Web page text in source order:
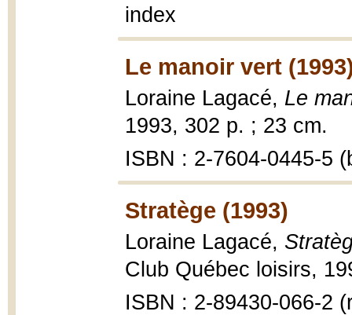
index
Le manoir vert
Loraine Lagacé, Le
1993, 302 p. ; 23 cm.
ISBN : 2-7604-0445-5
Stratège (1993)
Loraine Lagacé,
Club Québec loisirs,
ISBN : 2-89430-066-2